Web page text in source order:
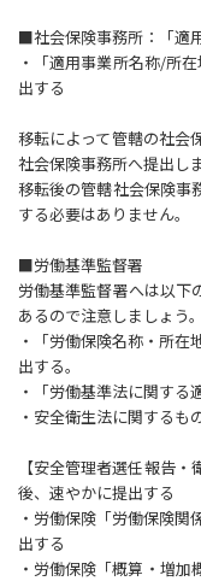
■社会保険事務所：「適
・「適用事業所名称/所
出する
移転によって管轄の社会
社会保険事務所へ提出しま
移転後の管轄社会保険事
する必要はありません。
■労働基準監督署
労働基準監督署へは以下
あるので注意しましょう。
・「労働保険名称・所
出する。
・「労働基準法に関する
・安全衛生法に関するも
【安全管理者選任報告
後、速やかに提出する
・労働保険「労働保険
出する
・労働保険「概算・増